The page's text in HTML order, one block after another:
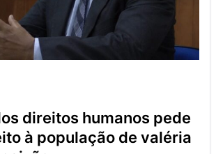
à população de valéria